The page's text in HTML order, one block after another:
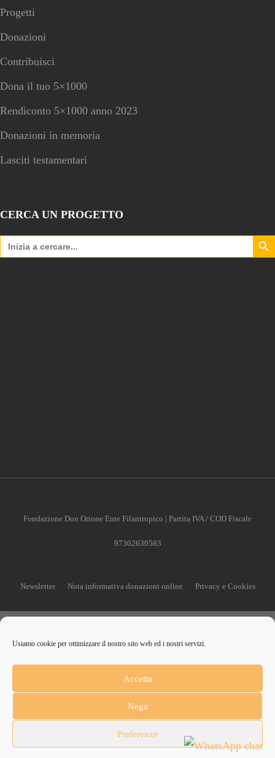
Usiamo cookie per ottimizzare il nostro sito web ed i nostri servizi.
Accetta
Nega
Preferenze
Progetti
Donazioni
Contribuisci
Dona il tuo 5×1000
Rendiconto 5×1000 anno 2023
Donazioni in memoria
Lasciti testamentari
CERCA UN PROGETTO
Search
for:
Search
Fondazione Don Orione Ente Filantropico | Partita IVA / COD Fiscale
97302630583
Newsletter Nota informativa donazioni online Privacy e Cookies
ANCHE
Anche un piccolo aiuto può fare una grande differenza